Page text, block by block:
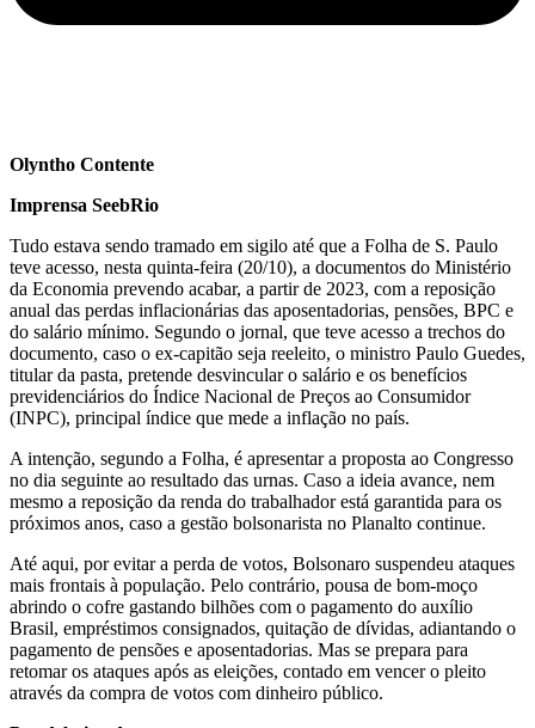
Olyntho Contente
Imprensa SeebRio
Tudo estava sendo tramado em sigilo até que a Folha de S. Paulo
teve acesso, nesta quinta-feira (20/10), a documentos do Ministério
da Economia prevendo acabar, a partir de 2023, com a reposição
anual das perdas inflacionárias das aposentadorias, pensões, BPC e
do salário mínimo. Segundo o jornal, que teve acesso a trechos do
documento, caso o ex-capitão seja reeleito, o ministro Paulo Guedes,
titular da pasta, pretende desvincular o salário e os benefícios
previdenciários do Índice Nacional de Preços ao Consumidor
(INPC), principal índice que mede a inflação no país.
A intenção, segundo a Folha, é apresentar a proposta ao Congresso
no dia seguinte ao resultado das urnas. Caso a ideia avance, nem
mesmo a reposição da renda do trabalhador está garantida para os
próximos anos, caso a gestão bolsonarista no Planalto continue.
Até aqui, por evitar a perda de votos, Bolsonaro suspendeu ataques
mais frontais à população. Pelo contrário, pousa de bom-moço
abrindo o cofre gastando bilhões com o pagamento do auxílio
Brasil, empréstimos consignados, quitação de dívidas, adiantando o
pagamento de pensões e aposentadorias. Mas se prepara para
retomar os ataques após as eleições, contado em vencer o pleito
através da compra de votos com dinheiro público.